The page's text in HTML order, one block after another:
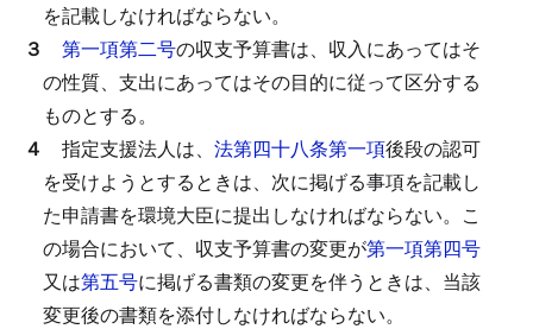
を記載しなければならない。
３ 第一項第二号の収支予算書は、収入にあってはそ
の性質、支出にあってはその目的に従って区分する
ものとする。
４ 指定支援法人は、 法第四十八条第一項後段の認可
を受けようとするときは、次に掲げる事項を記載し
た申請書を環境大臣に提出しなければならない。 こ
の場合において、収支予算書の変更が第一項第四号
又は第五号に掲げる書類の変更を伴うときは、当該
変更後の書類を添付しなければならない。